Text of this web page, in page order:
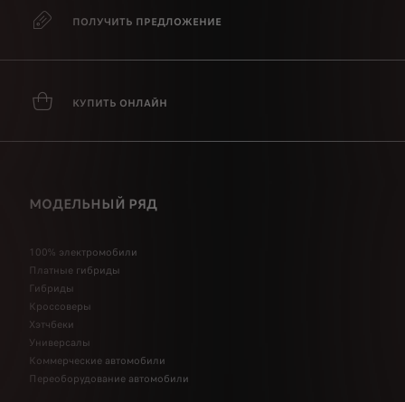
ПОЛУЧИТЬ ПРЕДЛОЖЕНИЕ
КУПИТЬ ОНЛАЙН
МОДЕЛЬНЫЙ РЯД
100% электромобили
Платные гибриды
Гибриды
Кроссоверы
Хэтчбеки
Универсалы
Коммерческие автомобили
Переоборудование автомобили